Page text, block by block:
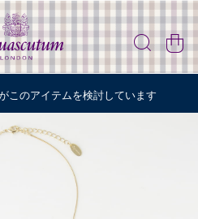
このアイテムを検討しています